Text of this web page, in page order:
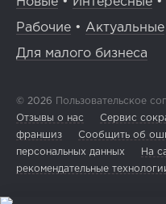
Рабочие • Актуальные
Для малого бизнеса
© 2026 Пользовательское
Отзывы о нас
Сервис
франшиз
Сообщить об
персональных данных
На
рекомендательные